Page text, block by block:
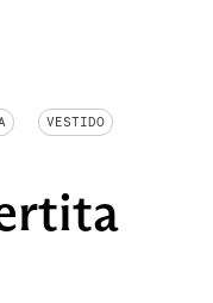
VESTIDO